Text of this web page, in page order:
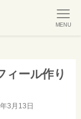
MENU
ィール作り
3月13日